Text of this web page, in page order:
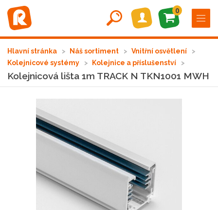
0
Hlavní stránka Náš sortiment
Vnitřní osvětlení
Kolejnicové systémy
Kolejnice a příslušenství
Kolejnicová lišta 1m TRACK N TKN1001 MWH